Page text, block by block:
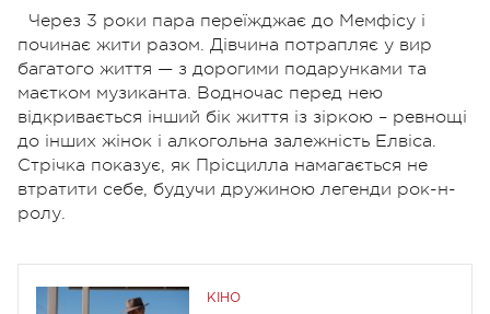
Через 3 роки пара переїжджає до Мемфісу і
починає жити разом. Дівчина потрапляє у вир
багатого життя — з дорогими подарунками та
маєтком музиканта. Водночас перед нею
відкривається інший бік життя із зіркою – ревнощі
до інших жінок і алкогольна залежність Елвіса.
Стрічка показує, як Прісцилла намагається не
втратити себе, будучи дружиною легенди рок-н-
ролу.
КІНО